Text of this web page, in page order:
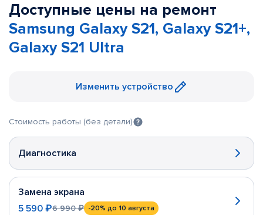
Доступные цены на ремонт
Samsung Galaxy S21, Galaxy S21+,
Galaxy S21 Ultra
Изменить устройство
Стоимость работы (без детали)
Диагностика
Замена экрана
5 590 ₽6 990 ₽ -20% до 10 августа